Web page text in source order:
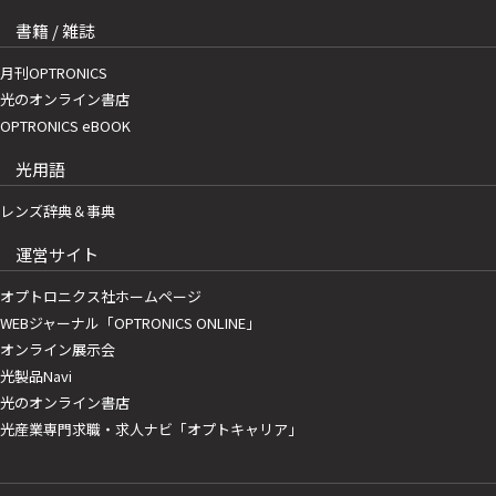
書籍 / 雑誌
月刊OPTRONICS
光のオンライン書店
OPTRONICS eBOOK
光用語
レンズ辞典＆事典
運営サイト
オプトロニクス社ホームページ
WEBジャーナル「OPTRONICS ONLINE」
オンライン展示会
光製品Navi
光のオンライン書店
光産業専門求職・求人ナビ「オプトキャリア」